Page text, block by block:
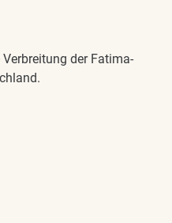
der Fatima-